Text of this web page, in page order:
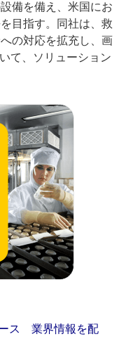
備を備え、米国にお
目指す。同社は、救
の対応を拡充し、画
て、ソリューション
ス 業界情報を配